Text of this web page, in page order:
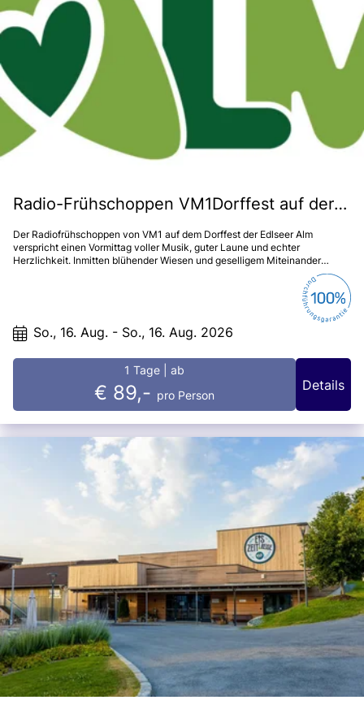
Radio-Frühschoppen VM1Dorffest auf der Edlseer Alm
Der Radiofrühschoppen von VM1 auf dem Dorffest der Edlseer Alm
verspricht einen Vormittag voller Musik, guter Laune und echter
Herzlichkeit. Inmitten blühender Wiesen und geselligem Miteinander
genießen Jung und Alt traditionelle Klänge, schwungvolle Moderation und
regionale Schmankerln. Ein Fest, das die Seele wärmt und noch lange in
So., 16. Aug. - So., 16. Aug. 2026
1 Tage | ab
€ 89,- pro Person
Details